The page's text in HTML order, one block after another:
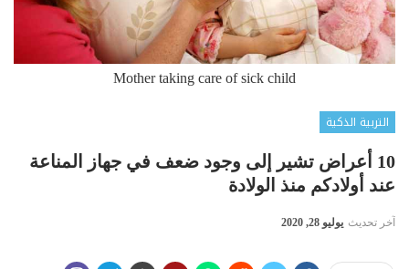
Mother taking care of sick child
التربية الذكية
10 أعراض تشير إلى وجود ضعف في جهاز المناعة
عند أولادكم منذ الولادة
آخر تحديث يوليو 28, 2020